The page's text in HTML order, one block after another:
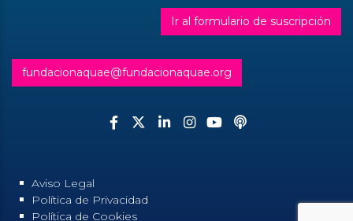
Ir al formulario de suscripción
fundacionaquae@fundacionaquae.org
Aviso Legal
Política de Privacidad
Política de Cookies